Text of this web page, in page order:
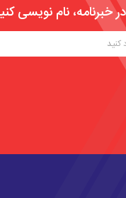
خبرنامه، نام نویسی